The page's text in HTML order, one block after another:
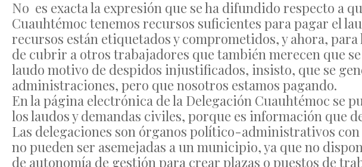
No es exacta la expresión que se ha difundido respecto a
Cuauhtémoc tenemos recursos suficientes para pagar el
recursos están etiquetados y comprometidos, y ahora,
de cubrir a otros trabajadores que también merecen que
laudo motivo de despidos injustificados, insisto, que se
administraciones, pero que nosotros estamos pagando.
En la página electrónica de la Delegación Cuauhtémoc se
los laudos y demandas civiles, porque es información que
Las delegaciones son órganos político-administrativos con
no pueden ser asemejadas a un municipio, ya que no
de autonomía de gestión para crear plazas o puestos de